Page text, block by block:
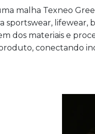
malha Texneo
sportswear,
dos materiais e
conectando